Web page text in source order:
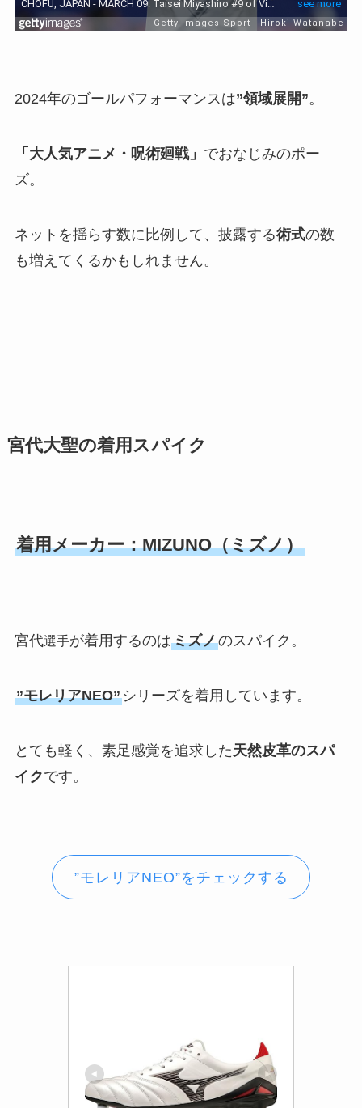
2024年のゴールパフォーマンスは”領域展開”。
「大人気アニメ・呪術廻戦」 でおなじみのポー
ズ。
ネットを揺らす数に比例して、披露する術式の数
も増えてくるかもしれません。
宮代大聖の着用スパイク
着用メーカー：MIZUNO（ミズノ）
宮代選手が着用するのはミズノのスパイク。
”モレリアNEO”シリーズを着用しています。
とても軽く、素足感覚を追求した天然皮革のスパ
イクです。
”モレリアNEO”をチェックする